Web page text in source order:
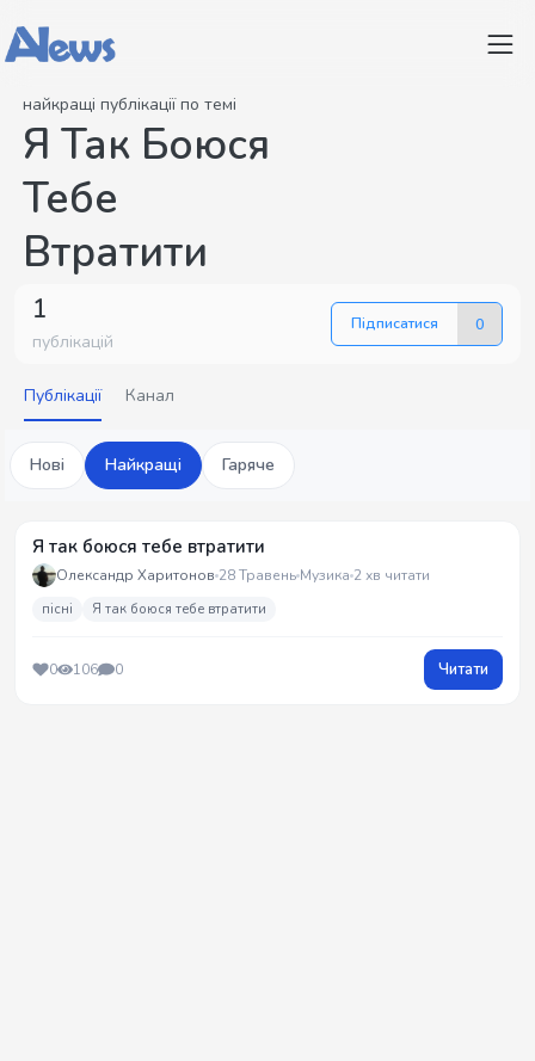
найкращі публікації по темі
Я Так Боюся
Тебе
Втратити
1
публікацій
Підписатися 0
Публікації Канал
Нові Найкращі Гаряче
Я так боюся тебе втратити
Олександр Харитонов 28 Травень Музика 2 хв читати
пісні Я так боюся тебе втратити
0 106 0 Читати